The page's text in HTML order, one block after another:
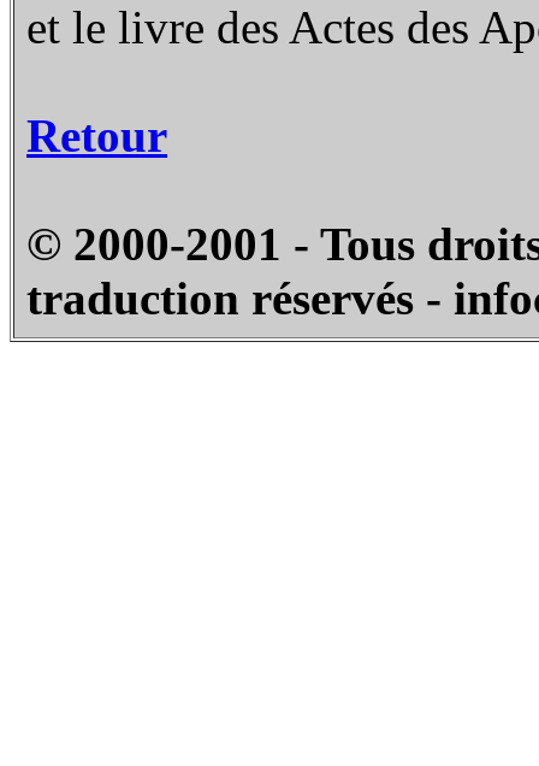
et le livre des Actes des
Retour
© 2000-2001 - Tous
traduction réservés -